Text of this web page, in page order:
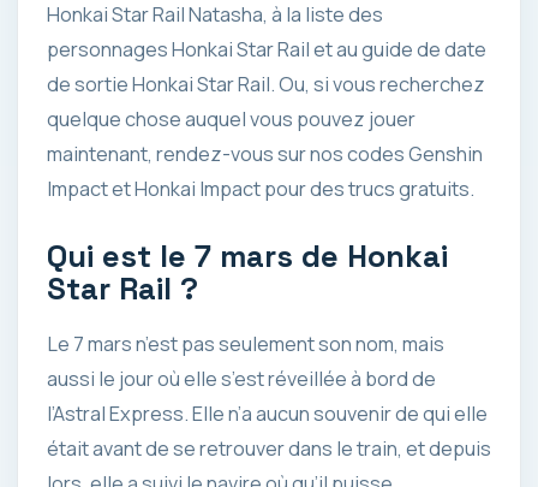
Honkai Star Rail Natasha, à la liste des
personnages Honkai Star Rail et au guide de date
de sortie Honkai Star Rail. Ou, si vous recherchez
quelque chose auquel vous pouvez jouer
maintenant, rendez-vous sur nos codes Genshin
Impact et Honkai Impact pour des trucs gratuits.
Qui est le 7 mars de Honkai
Star Rail ?
Le 7 mars n’est pas seulement son nom, mais
aussi le jour où elle s’est réveillée à bord de
l’Astral Express. Elle n’a aucun souvenir de qui elle
était avant de se retrouver dans le train, et depuis